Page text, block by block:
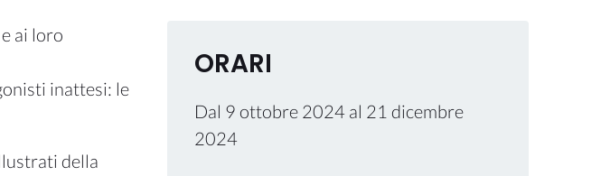
ORARI
Dal 9 ottobre 2024 al 21 dicembre
2024
ai loro
inattesi: le
della